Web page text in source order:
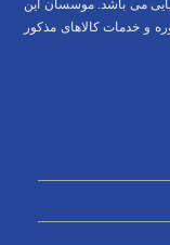
می باشد. موسسان این
و خدمات کالاهای مذکور